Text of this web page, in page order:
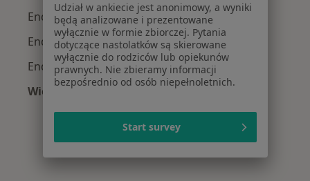
Endokrynolodzy z Medicover w Wrocławiu
Endokrynolodzy z POLMED w Wrocławiu
Endokrynolodzy z LUX MED w Wrocławiu
Więcej (1)
Udział w ankiecie jest anonimowy, a wyniki
będą analizowane i prezentowane
wyłącznie w formie zbiorczej. Pytania
dotyczące nastolatków są skierowane
wyłącznie do rodziców lub opiekunów
prawnych. Nie zbieramy informacji
bezpośrednio od osób niepełnoletnich.
Start survey